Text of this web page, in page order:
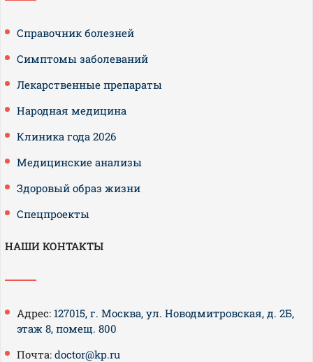
Справочник болезней
Симптомы заболеваний
Лекарственные препараты
Народная медицина
Клиника года 2026
Медицинские анализы
Здоровый образ жизни
Спецпроекты
НАШИ КОНТАКТЫ
Адрес: 127015, г. Москва, ул. Новодмитровская, д. 2Б,
этаж 8, помещ. 800
Почта: doctor@kp.ru